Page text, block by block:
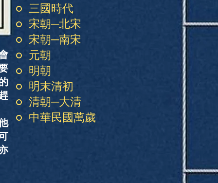
三國時代
宋朝─北宋
宋朝─南宋
元朝
明朝
明末清初
清朝─大清
中華民國萬歲